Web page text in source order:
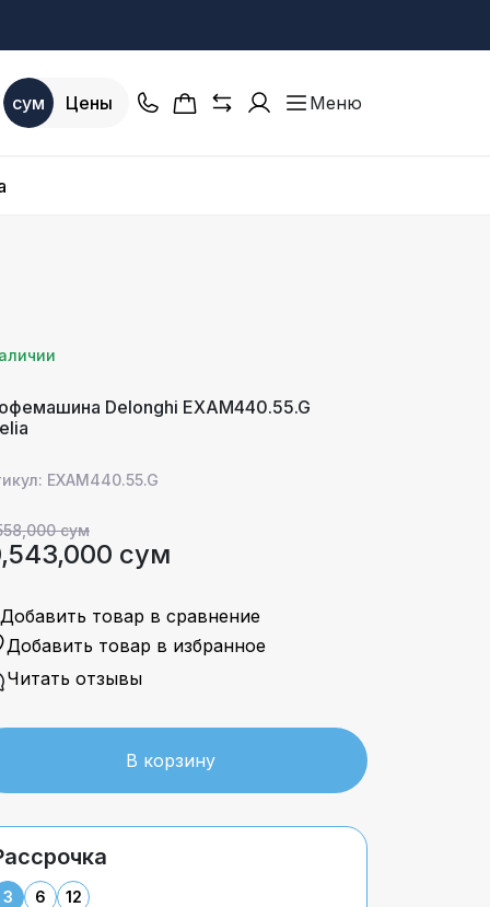
сум Цены Меню
Delonghi EXAM440.55.G
EXAM440.55.G
сум
сум
Добавить товар в сравнение
Добавить товар в избранное
Читать отзывы
В корзину
3 6 12